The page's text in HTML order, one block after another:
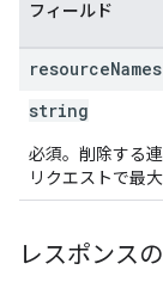
フィールド
resource
string
必須。削除する
リクエストで最
レスポンス